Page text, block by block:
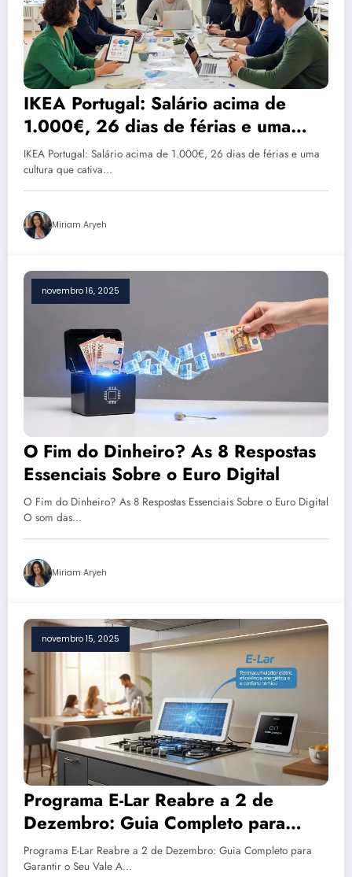
IKEA Portugal: Salário acima de
1.000€, 26 dias de férias e uma
cultura que cativa talentos
IKEA Portugal: Salário acima de 1.000€, 26 dias de férias e uma
cultura que cativa…
Miriam Aryeh
novembro 16, 2025
O Fim do Dinheiro? As 8 Respostas
Essenciais Sobre o Euro Digital
O Fim do Dinheiro? As 8 Respostas Essenciais Sobre o Euro Digital
O som das…
Miriam Aryeh
novembro 15, 2025
Programa E-Lar Reabre a 2 de
Dezembro: Guia Completo para
Garantir o Seu Vale
Programa E-Lar Reabre a 2 de Dezembro: Guia Completo para
Garantir o Seu Vale A…